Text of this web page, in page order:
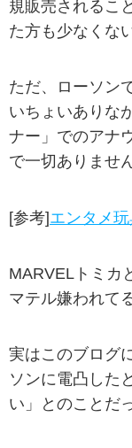
規販売されるこ
た方も少なくな
ただ、ローソン
いちょいありな
ナー」でのアナ
で一切ありませ
[参考]エンタメ
MARVELトミカ
マテル嫌われて
実はこのブログ
ソンに電凸した
い」とのことだ